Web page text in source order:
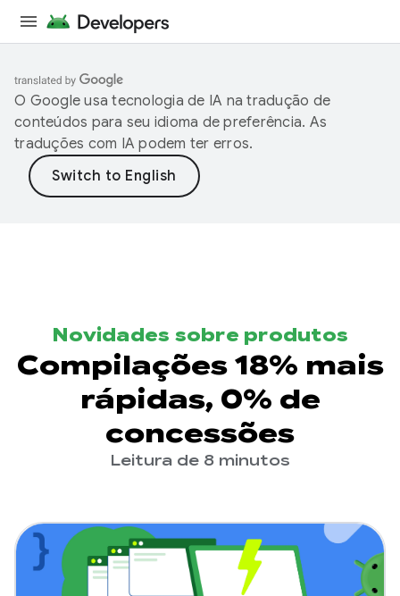
O Google usa tecnologia de IA na tradução de
conteúdos para seu idioma de preferência. As
traduções com IA podem ter erros.
Novidades sobre produtos
Compilações 18% mais
rápidas, 0% de
concessões
Leitura de 8 minutos